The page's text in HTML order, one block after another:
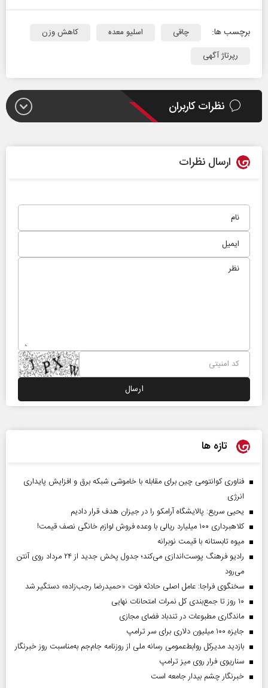
برچسب ها: چاقی اسلیو معده
کاهش وزن
رپرتاژ آگهی
نظرات کاربران
ارسال نظرات
تازه ها
فناوری کوانتومی چین برای مقابله با خاموشی شبکه برق و افزایش پایداری
انرژی
یحیی سریع: پالایشگاه آرامکو را در جیزان هدف قرار دادیم
کلاهبرداری ۱۰۰ میلیارد ریالی با وعده فروش لوازم خانگی نصف قیمت!
میوه تابستانه با قیمت نوبرانه
رادیو فرهنگ پوست‌اندازی می‌کند؛ جدول پخش جدید از ۲۴ مرداد روی آنتن
می‌رود
سخنگوی فراجا: عامل اصلی حادثه فوت «حمیدرضا رجب‌زاده» دستگیر شد
۱۰ روز تا جمع‌بندی کل نمرات امتحانات نهایی
ماندگاری مطبوعات در تندباد فضای مجازی
جایزه ۱۰۰ میلیون دلاری برای سر ترامپ
بازدید مدیرکل روابط‌عمومی رسانه ملی از روزنامه جام‌جم به‌مناسبت روز خبرنگار
سناریوی فرار روی میز ترامپ
خبرنگار چشم بیدار جامعه است